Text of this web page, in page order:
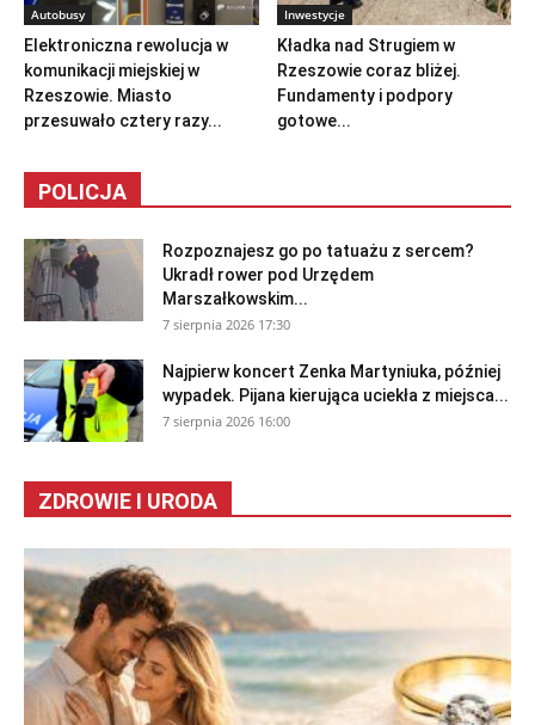
Autobusy
Elektroniczna rewolucja w
komunikacji miejskiej w
Rzeszowie. Miasto
przesuwało cztery razy...
Inwestycje
Kładka nad Strugiem w
Rzeszowie coraz bliżej.
Fundamenty i podpory
gotowe...
POLICJA
Rozpoznajesz go po tatuażu z sercem?
Ukradł rower pod Urzędem
Marszałkowskim...
7 sierpnia 2026 17:30
Najpierw koncert Zenka Martyniuka, później
wypadek. Pijana kierująca uciekła z miejsca...
7 sierpnia 2026 16:00
ZDROWIE I URODA